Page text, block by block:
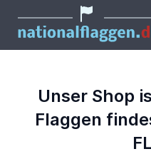
Unser Shop
Flaggen